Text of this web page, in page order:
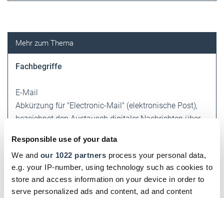
Responsible use of your data
We and our 1022 partners process your personal data,
e.g. your IP-number, using technology such as cookies to
store and access information on your device in order to
serve personalized ads and content, ad and content
Fachbegriffe
E-Mail
Abkürzung für "Electronic-Mail" (elektronische Post),
bezeichnet den Austausch ­digitaler Nachrichten über
IMAP
Das "Internet Message Access Protocol" ermöglicht,
Mails in Hilfsprogrammen wie Outlook offline zu